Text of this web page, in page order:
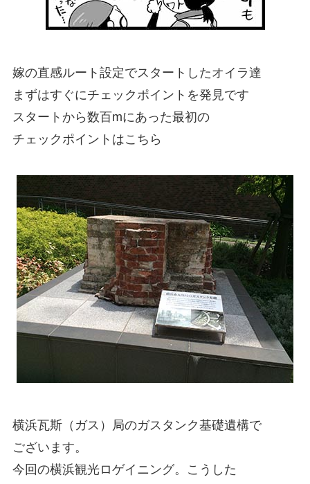
嫁の直感ルート設定でスタートしたオイラ達
まずはすぐにチェックポイントを発見です
スタートから数百mにあった最初の
チェックポイントはこちら
横浜瓦斯（ガス）局のガスタンク基礎遺構で
ございます。
今回の横浜観光ロゲイニング。こうした